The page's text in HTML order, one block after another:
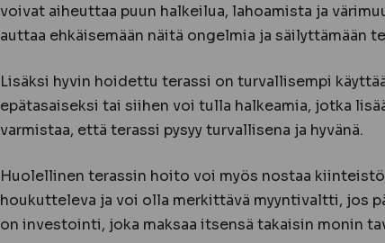
voivat aiheuttaa puun halkeilua, lahoamista ja
auttaa ehkäisemään näitä ongelmia ja säilyttämään
Lisäksi hyvin hoidettu terassi on turvallisempi
epätasaiseksi tai siihen voi tulla halkeamia, jotka
varmistaa, että terassi pysyy turvallisena ja hyvänä.
Huolellinen terassin hoito voi myös nostaa
houkutteleva ja voi olla merkittävä myyntivaltti, jos
on investointi, joka maksaa itsensä takaisin monin